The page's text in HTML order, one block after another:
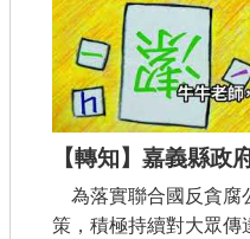
氣！是發生甚麼大事呢
民道歉。影片最後強
以幫助學子建立正確的
為落實聯合國反貪腐
策，積極持續對大眾傳